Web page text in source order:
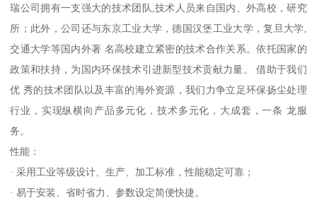
瑞公司拥有一支强大的技术团队,技术人员来自国内、外高校，研究
所；此外，公司还与东京工业大学，德国汉堡工业大学，复旦大学,
交通大学等国内外著 名高校建立紧密的技术合作关系。依托国家的
政策和扶持，为国内环保技术引进新型技术贡献力量。 借助于我们
优 秀的技术团队以及丰富的海外资源，我们力争立足环保扬尘处理
行业，实现纵横向产品多元化，技术多元化，大成套，一条 龙服
务。
性能：
· 采用工业等级设计、生产、加工标准，性能稳定可靠；
· 易于安装、省时省力、参数设定简便快捷。